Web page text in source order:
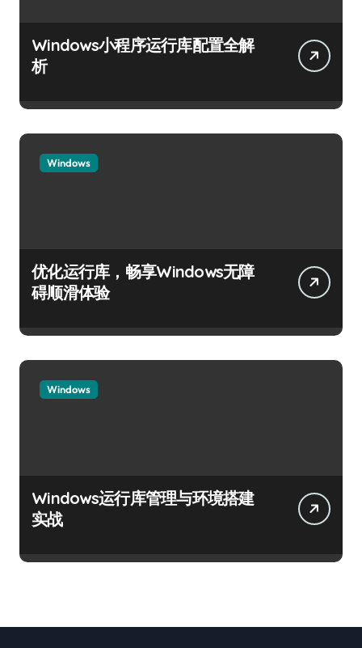
Windows小程序运行库配置全解
析
Windows
优化运行库，畅享Windows无障
碍顺滑体验
Windows
Windows运行库管理与环境搭建
实战